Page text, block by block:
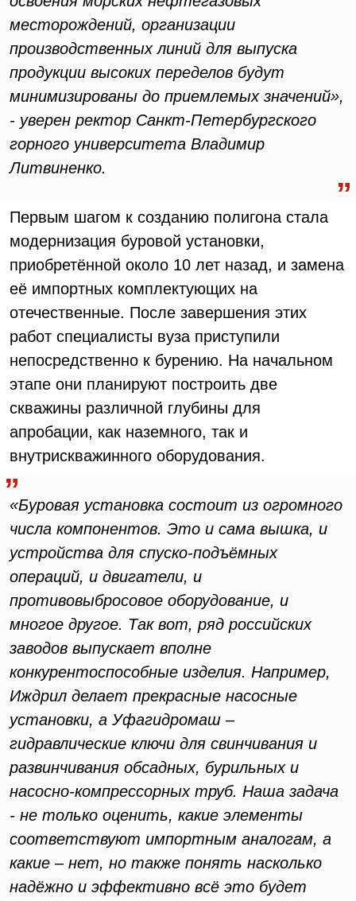
месторождений, организации
производственных линий для выпуска
продукции высоких переделов будут
минимизированы до приемлемых значений»,
- уверен ректор Санкт-Петербургского
горного университета Владимир
Литвиненко.
Первым шагом к созданию полигона стала
модернизация буровой установки,
приобретённой около 10 лет назад, и замена
её импортных комплектующих на
отечественные. После завершения этих
работ специалисты вуза приступили
непосредственно к бурению. На начальном
этапе они планируют построить две
скважины различной глубины для
апробации, как наземного, так и
внутрискважинного оборудования.
«Буровая установка состоит из огромного
числа компонентов. Это и сама вышка, и
устройства для спуско-подъёмных
операций, и двигатели, и
противовыбросовое оборудование, и
многое другое. Так вот, ряд российских
заводов выпускает вполне
конкурентоспособные изделия. Например,
Иждрил делает прекрасные насосные
установки, а Уфагидромаш –
гидравлические ключи для свинчивания и
развинчивания обсадных, бурильных и
насосно-компрессорных труб. Наша задача
- не только оценить, какие элементы
соответствуют импортным аналогам, а
какие – нет, но также понять насколько
надёжно и эффективно всё это будет